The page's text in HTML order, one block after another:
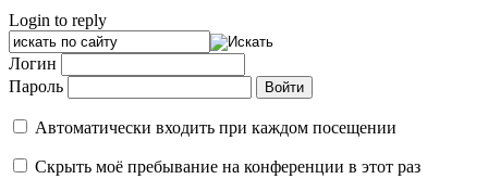
Login to reply
Логин
Пароль
Автоматически входить при каждом посещении
Скрыть моё пребывание на конференции в этот раз